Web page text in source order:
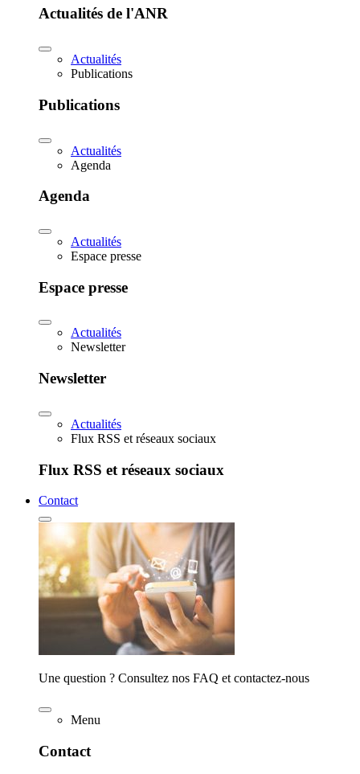
Actualités de l'ANR
Actualités
Publications
Publications
Actualités
Agenda
Agenda
Actualités
Espace presse
Espace presse
Actualités
Newsletter
Newsletter
Actualités
Flux RSS et réseaux sociaux
Flux RSS et réseaux sociaux
Contact
Une question ? Consultez nos FAQ et contactez-nous
Menu
Contact